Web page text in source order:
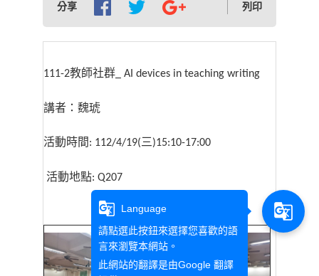
分享 列印
111-2教師社群 _ AI devices in teaching writing
講者：魏琥
活動時間: 112/4/19(三)15:10-17:00
活動地點: Q207
g_translate
Language
請點選此按鈕來選擇您喜歡的語
言來瀏覽本網站。
此網站的翻譯是由Google 翻譯
g_translate